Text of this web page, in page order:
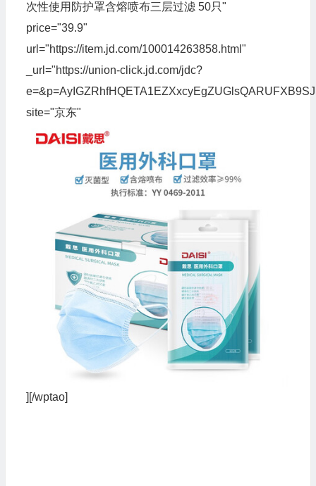
次性使用防护罩含熔喷布三层过滤 50只"
price="39.9"
url="https://item.jd.com/100014263858.html"
_url="https://union-click.jd.com/jdc?
site="京东"
][/wptao]